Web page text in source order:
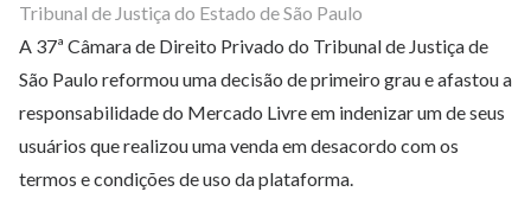
Tribunal de Justiça do Estado de São Paulo
A 37ª Câmara de Direito Privado do Tribunal de Justiça de
São Paulo reformou uma decisão de primeiro grau e afastou a
responsabilidade do Mercado Livre em indenizar um de seus
usuários que realizou uma venda em desacordo com os
termos e condições de uso da plataforma.